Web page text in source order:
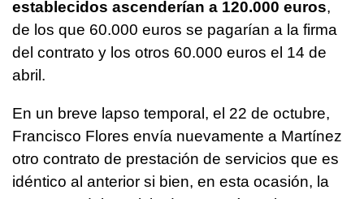
establecidos ascenderían a 120.000 euros,
de los que 60.000 euros se pagarían a la firma
del contrato y los otros 60.000 euros el 14 de
abril.
En un breve lapso temporal, el 22 de octubre,
Francisco Flores envía nuevamente a Martínez
otro contrato de prestación de servicios que es
idéntico al anterior si bien, en esta ocasión, la